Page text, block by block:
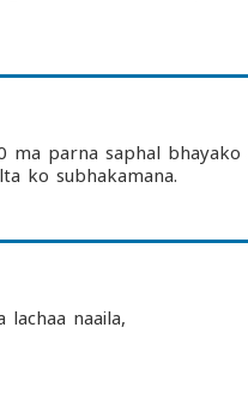
parna saphal bhayako
ko subhakamana.
naaila,